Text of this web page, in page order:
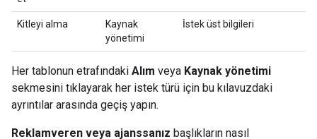
Kitleyi alma
Kaynak
yönetimi
İstek üst bilgileri
Her tablonun etrafındaki Alım veya Kaynak yönetimi
sekmesini tıklayarak her istek türü için bu kılavuzdaki
ayrıntılar arasında geçiş yapın.
Reklamveren veya ajanssanız başlıkların nasıl